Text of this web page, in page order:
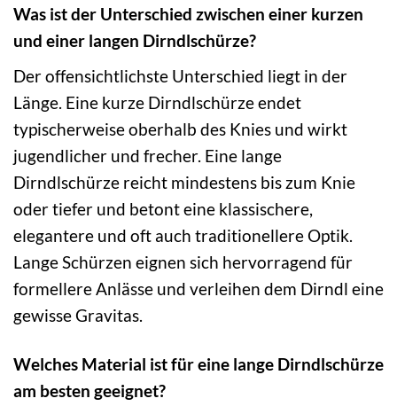
Was ist der Unterschied zwischen einer kurzen
und einer langen Dirndlschürze?
Der offensichtlichste Unterschied liegt in der
Länge. Eine kurze Dirndlschürze endet
typischerweise oberhalb des Knies und wirkt
jugendlicher und frecher. Eine lange
Dirndlschürze reicht mindestens bis zum Knie
oder tiefer und betont eine klassischere,
elegantere und oft auch traditionellere Optik.
Lange Schürzen eignen sich hervorragend für
formellere Anlässe und verleihen dem Dirndl eine
gewisse Gravitas.
Welches Material ist für eine lange Dirndlschürze
am besten geeignet?